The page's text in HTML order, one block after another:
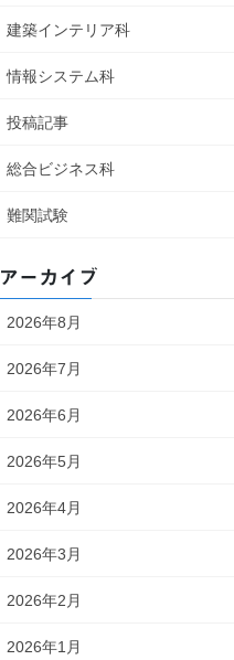
建築インテリア科
情報システム科
投稿記事
総合ビジネス科
難関試験
アーカイブ
2026年8月
2026年7月
2026年6月
2026年5月
2026年4月
2026年3月
2026年2月
2026年1月